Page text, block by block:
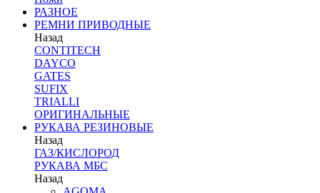
РАЗНОЕ
РЕМНИ ПРИВОДНЫЕ
Назад
CONTITECH
DAYCO
GATES
SUFIX
TRIALLI
ОРИГИНАЛЬНЫЕ
РУКАВА РЕЗИНОВЫЕ
Назад
ГАЗ/КИСЛОРОД
РУКАВА МБС
Назад